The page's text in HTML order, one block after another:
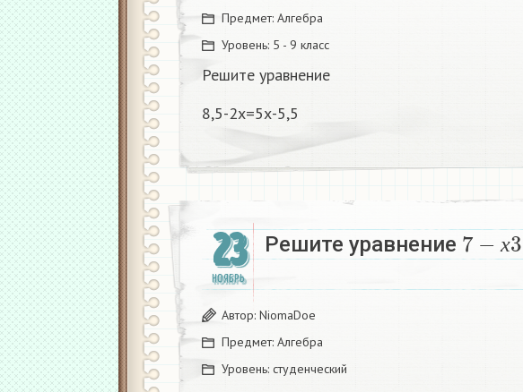
Предмет: Алгебра
Уровень: 5 - 9 класс
Решите уравнение
8,5-2х=5х-5,5
23
НОЯБРЬ
Решите уравнение х
7−х 3
Автор: NiomaDoe
Предмет: Алгебра
Уровень: студенческий